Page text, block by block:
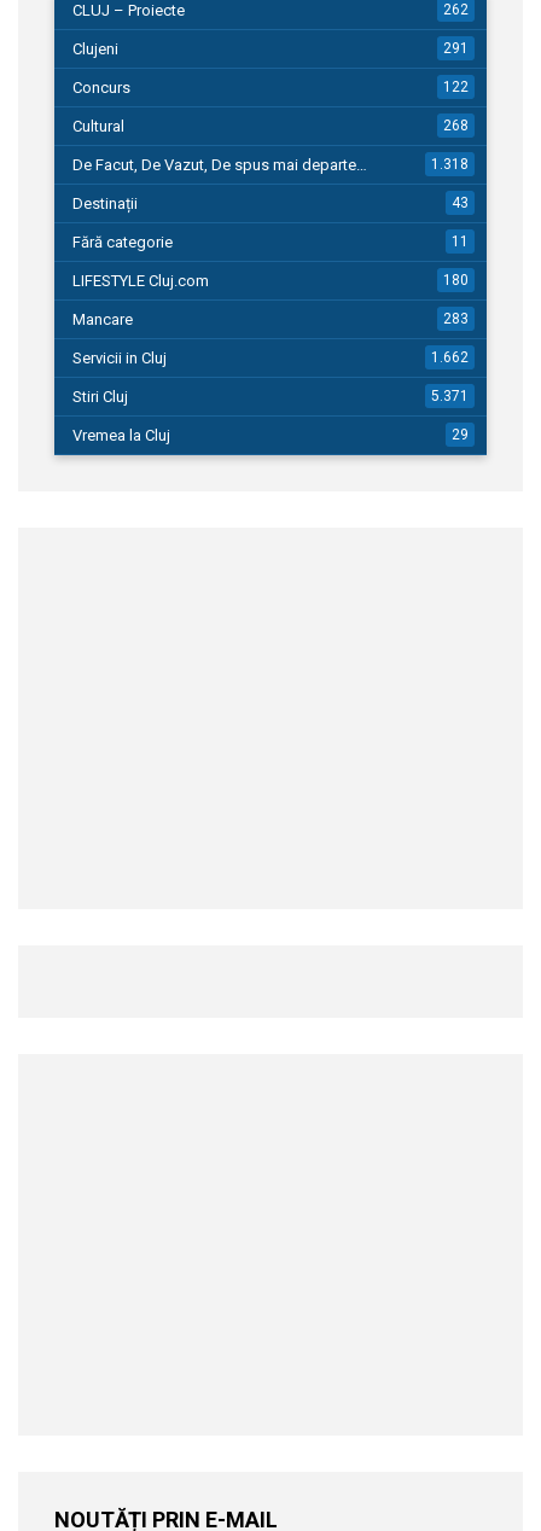
CLUJ – Proiecte 262
Clujeni 291
Concurs 122
Cultural 268
De Facut, De Vazut, De spus mai departe… 1.318
Destinații 43
Fără categorie 11
LIFESTYLE Cluj.com 180
Mancare 283
Servicii in Cluj 1.662
Stiri Cluj 5.371
Vremea la Cluj 29
NOUTĂȚI PRIN E-MAIL